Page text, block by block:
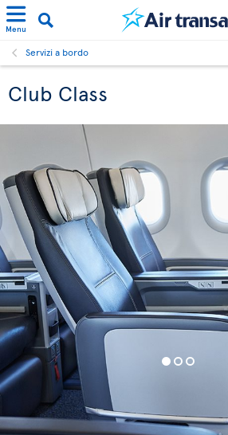
Menu
Servizi a bordo
Club Class